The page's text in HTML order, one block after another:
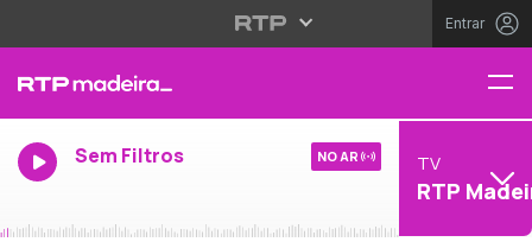
Entrar
Sem Filtros NO AR TV
RTP